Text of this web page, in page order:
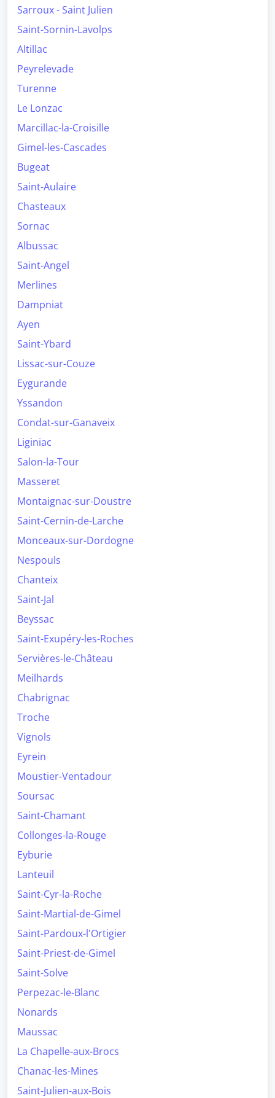
Sarroux - Saint Julien
Saint-Sornin-Lavolps
Altillac
Peyrelevade
Turenne
Le Lonzac
Marcillac-la-Croisille
Gimel-les-Cascades
Bugeat
Saint-Aulaire
Chasteaux
Sornac
Albussac
Saint-Angel
Merlines
Dampniat
Ayen
Saint-Ybard
Lissac-sur-Couze
Eygurande
Yssandon
Condat-sur-Ganaveix
Liginiac
Salon-la-Tour
Masseret
Montaignac-sur-Doustre
Saint-Cernin-de-Larche
Monceaux-sur-Dordogne
Nespouls
Chanteix
Saint-Jal
Beyssac
Saint-Exupéry-les-Roches
Servières-le-Château
Meilhards
Chabrignac
Troche
Vignols
Eyrein
Moustier-Ventadour
Soursac
Saint-Chamant
Collonges-la-Rouge
Eyburie
Lanteuil
Saint-Cyr-la-Roche
Saint-Martial-de-Gimel
Saint-Pardoux-l'Ortigier
Saint-Priest-de-Gimel
Saint-Solve
Perpezac-le-Blanc
Nonards
Maussac
La Chapelle-aux-Brocs
Chanac-les-Mines
Saint-Julien-aux-Bois